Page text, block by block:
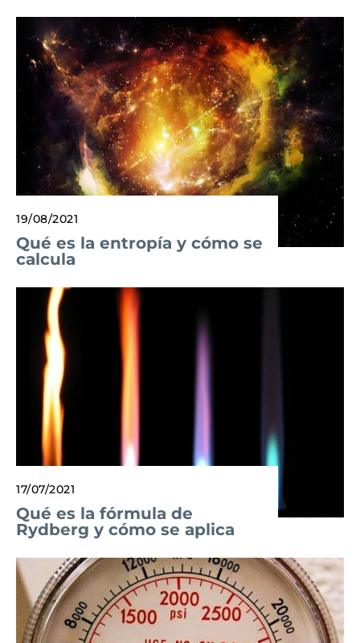
19/08/2021
Qué es la entropía y cómo se
calcula
17/07/2021
Qué es la fórmula de
Rydberg y cómo se aplica